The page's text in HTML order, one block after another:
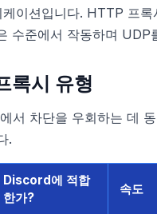
이션입니다. HTTP 프
수준에서 작동하며
록시 유형
서 차단을 우회하는 데
.
Discord에 적합
한가?
속도